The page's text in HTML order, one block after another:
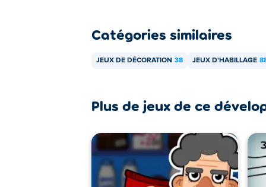
Catégories similaires
JEUX DE DÉCORATION 38 JEUX D'HABILLAGE
Plus de jeux de ce